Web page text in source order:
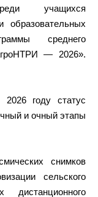
учащихся
образовательных
среднего
— 2026».
году статус
и очный этапы
снимков
сельского
дистанционного